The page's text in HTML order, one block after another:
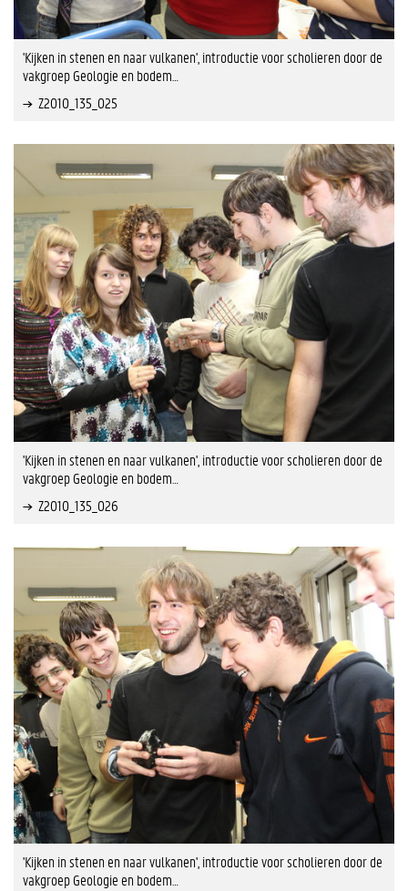
'Kijken in stenen en naar vulkanen', introductie voor scholieren door de
vakgroep Geologie en bodem…
Z2010_135_025
'Kijken in stenen en naar vulkanen', introductie voor scholieren door de
vakgroep Geologie en bodem…
Z2010_135_026
'Kijken in stenen en naar vulkanen', introductie voor scholieren door de
vakgroep Geologie en bodem…